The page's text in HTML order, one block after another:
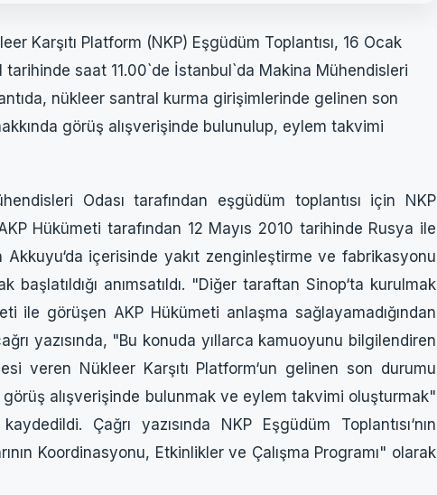
Karşıtı Platform (NKP) Eşgüdüm Toplantısı, 16 Ocak
tarihinde saat 11.00`de İstanbul`da Makina Mühendisleri
nükleer santral kurma girişimlerinde gelinen son
görüş alışverişinde bulunulup, eylem takvimi
Odası tarafından eşgüdüm toplantısı için NKP
Hükümeti tarafından 12 Mayıs 2010 tarihinde Rusya ile
içerisinde yakıt zenginleştirme ve fabrikasyonu
anımsatıldı. "Diğer taraftan Sinop‘ta kurulmak
ile görüşen AKP Hükümeti anlaşma sağlayamadığından
yazısında, "Bu konuda yıllarca kamuoyunu bilgilendiren
veren Nükleer Karşıtı Platform‘un gelinen son durumu
alışverişinde bulunmak ve eylem takvimi oluşturmak"
Çağrı yazısında NKP Eşgüdüm Toplantısı‘nın
Koordinasyonu, Etkinlikler ve Çalışma Programı" olarak